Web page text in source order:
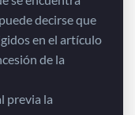
decirse que
en el artículo
de la
previa la